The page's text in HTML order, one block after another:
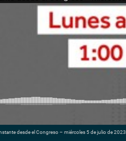
desde el Congreso – miércoles 5 de julio de 2023